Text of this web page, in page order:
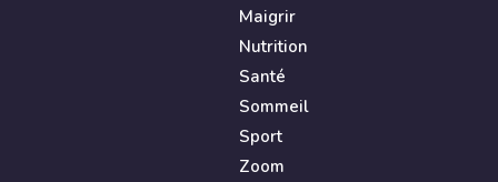
Maigrir
Nutrition
Santé
Sommeil
Sport
Zoom